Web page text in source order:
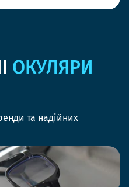
ОКУЛЯРИ
та надійних